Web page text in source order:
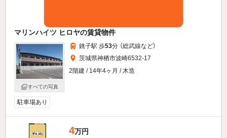
マリンハイツ ヒロヤの賃貸物件
すべての写真
銚子駅 歩53分 （総武線など）
茨城県神栖市波崎6532-17
2階建 / 14年4ヶ月 / 木造
駐車場あり
4万円